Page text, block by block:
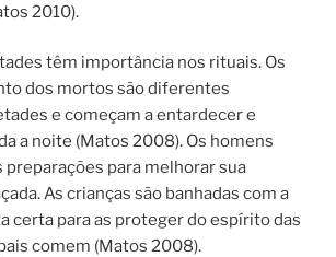
2010).
têm importância nos rituais. Os
dos mortos são diferentes
e começam a entardecer e
a noite (Matos 2008). Os homens
para melhorar sua
As crianças são banhadas com a
certa para as proteger do espírito das
comem (Matos 2008).